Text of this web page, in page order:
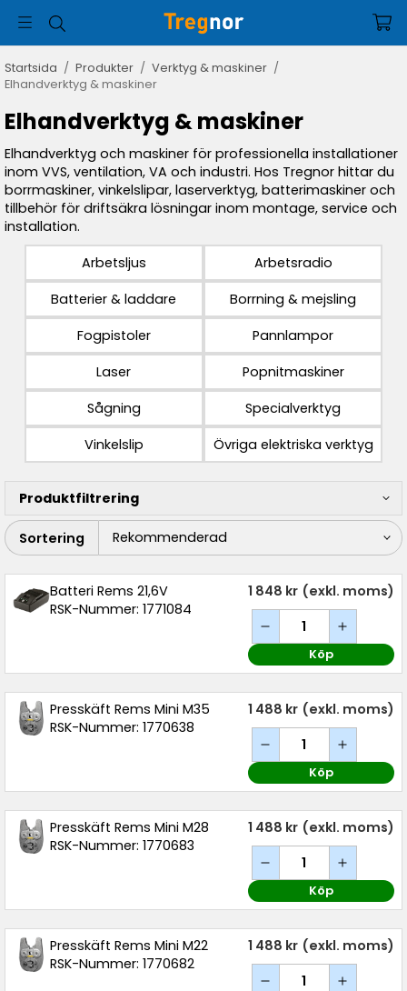
Startsida / Produkter / Verktyg & maskiner /
Elhandverktyg & maskiner
Elhandverktyg & maskiner
Elhandverktyg och maskiner för professionella installationer
inom VVS, ventilation, VA och industri. Hos Tregnor hittar du
borrmaskiner, vinkelslipar, laserverktyg, batterimaskiner och
tillbehör för driftsäkra lösningar inom montage, service och
installation.
Arbetsljus
Arbetsradio
Batterier & laddare
Borrning & mejsling
Fogpistoler
Pannlampor
Laser
Popnitmaskiner
Sågning
Specialverktyg
Vinkelslip
Övriga elektriska verktyg
Produktfiltrering
Sortering
Batteri Rems 21,6V
RSK-Nummer: 1771084
1 848 kr (exkl. moms)
Köp
Presskäft Rems Mini M35
RSK-Nummer: 1770638
1 488 kr (exkl. moms)
Köp
Presskäft Rems Mini M28
RSK-Nummer: 1770683
1 488 kr (exkl. moms)
Köp
Presskäft Rems Mini M22
RSK-Nummer: 1770682
1 488 kr (exkl. moms)